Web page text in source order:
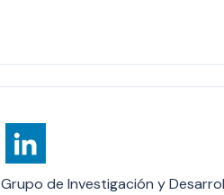
Grupo de Investigación y